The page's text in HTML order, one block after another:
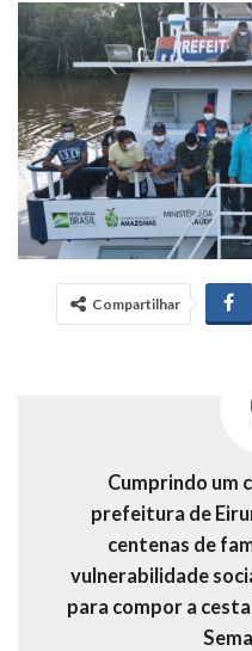
Compartilhar
Cumprindo um
prefeitura de
centenas de
vulnerabilidade
para compor a